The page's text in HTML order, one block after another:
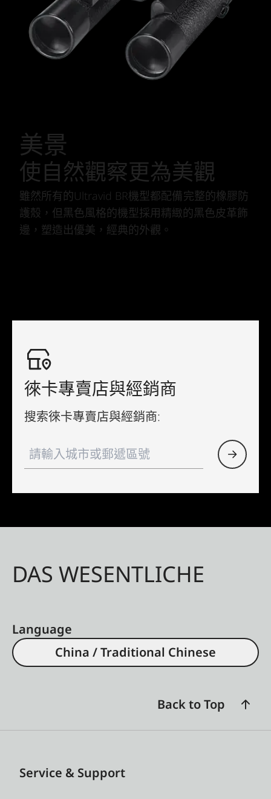
美景
使自然觀察更為美觀
雖然所有的Ultravid BR機型都配備完整的橡膠防
護殼，但黑色風格的機型採用精緻的黑色皮革飾
邊，塑造出優美，經典的外觀。
徠卡專賣店與經銷商
搜索徠卡專賣店與經銷商:
DAS WESENTLICHE
Language
China / Traditional Chinese
Back to Top
Service & Support